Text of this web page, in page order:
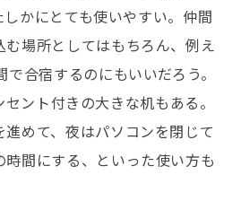
かにとても使いやすい。仲間
む場所としてはもちろん、例え
合宿するのにもいいだろう。
ント付きの大きな机もある。
めて、夜はパソコンを閉じて
間にする、といった使い方も